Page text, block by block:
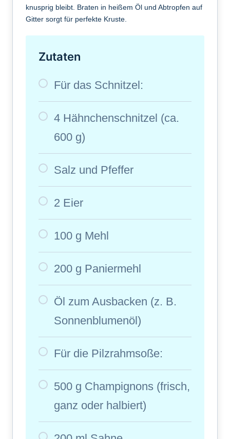
knusprig bleibt. Braten in heißem Öl und Abtropfen auf
Gitter sorgt für perfekte Kruste.
Zutaten
Für das Schnitzel:
4 Hähnchenschnitzel (ca.
600 g)
Salz und Pfeffer
2 Eier
100 g Mehl
200 g Paniermehl
Öl zum Ausbacken (z. B.
Sonnenblumenöl)
Für die Pilzrahmsoße:
500 g Champignons (frisch,
ganz oder halbiert)